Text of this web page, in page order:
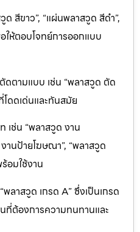
สีขาว”, “แผ่นพลาสวูด สีดำ”,
ให้ตอบโจทย์การออกแบบ
ดตามแบบ เช่น “พลาสวูด ตัด
โดดเด่นและทันสมัย
เช่น “พลาสวูด งาน
านป้ายโฆษณา”, “พลาสวูด
อมใช้งาน
พลาสวูด เกรด A” ซึ่งเป็นเกรด
ที่ต้องการความทนทานและ